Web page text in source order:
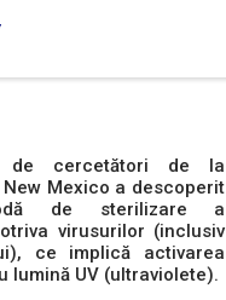
de cercetători de la
Mexico a descoperit
de sterilizare a
virusurilor (inclusiv
ce implică activarea
lumină UV (ultraviolete).